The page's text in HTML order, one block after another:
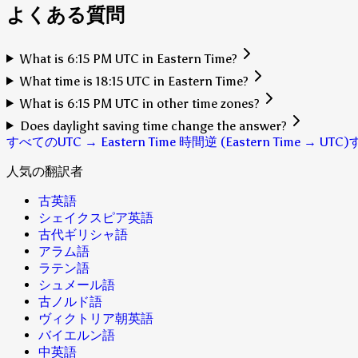
よくある質問
What is 6:15 PM UTC in Eastern Time?
What time is 18:15 UTC in Eastern Time?
What is 6:15 PM UTC in other time zones?
Does daylight saving time change the answer?
すべてのUTC → Eastern Time 時間逆 (Eastern Time → UTC)
人気の翻訳者
古英語
シェイクスピア英語
古代ギリシャ語
アラム語
ラテン語
シュメール語
古ノルド語
ヴィクトリア朝英語
バイエルン語
中英語